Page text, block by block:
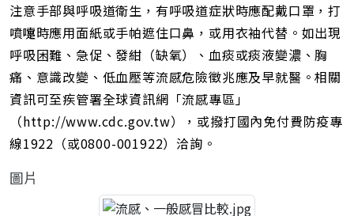
注意手部與呼吸道衛生，有呼吸道症狀時應配戴口罩，打
噴嚏時應用面紙或手帕遮住口鼻，或用衣袖代替。如出現
呼吸困難、急促、發紺（缺氧）、血痰或痰液變濃、胸
痛、意識改變、低血壓等流感危險徵兆應及早就醫。相關
資訊可至疾管署全球資訊網「流感專區」
（http://www.cdc.gov.tw），或撥打國內免付費防疫專
線1922（或0800-001922）洽詢。
圖片